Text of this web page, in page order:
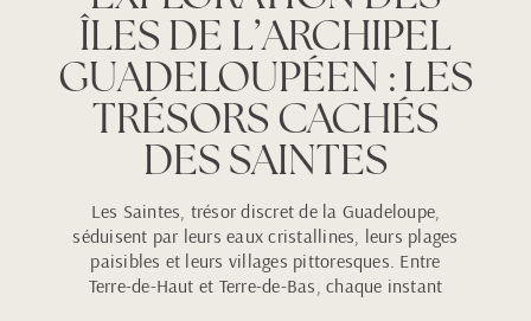
ÎLES DE L’ARCHIPEL
GUADELOUPÉEN : LES
TRÉSORS CACHÉS
DES SAINTES
Les Saintes, trésor discret de la Guadeloupe,
séduisent par leurs eaux cristallines, leurs plages
paisibles et leurs villages pittoresques. Entre
Terre-de-Haut et Terre-de-Bas, chaque instant